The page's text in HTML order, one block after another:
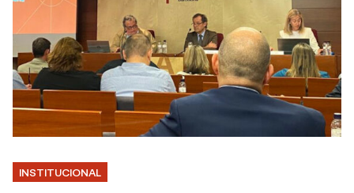
INSTITUCIONAL